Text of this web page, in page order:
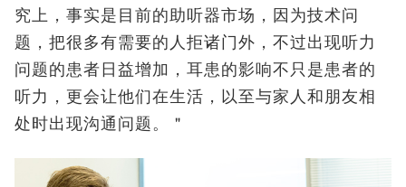
究上，事实是目前的助听器市场，因为技术问
题，把很多有需要的人拒诸门外，不过出现听力
问题的患者日益增加，耳患的影响不只是患者的
听力，更会让他们在生活，以至与家人和朋友相
处时出现沟通问题。＂